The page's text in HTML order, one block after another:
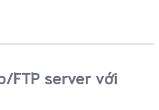
FTP server với